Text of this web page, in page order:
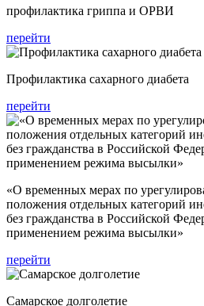
профилактика гриппа и ОРВИ
перейти
Профилактика сахарного диабета
перейти
«О временных мерах по
положения отдельных категорий
без гражданства в Российской
применением режима высылки»
перейти
Самарское долголетие